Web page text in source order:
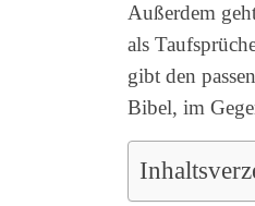
Außerdem
als
gibt den
Bibel, im